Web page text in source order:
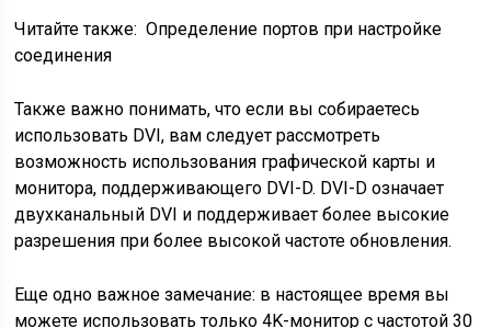
Читайте также: Определение портов при настройке
соединения
Также важно понимать, что если вы собираетесь
использовать DVI, вам следует рассмотреть
возможность использования графической карты и
монитора, поддерживающего DVI-D. DVI-D означает
двухканальный DVI и поддерживает более высокие
разрешения при более высокой частоте обновления.
Еще одно важное замечание: в настоящее время вы
можете использовать только 4K-монитор с частотой 30